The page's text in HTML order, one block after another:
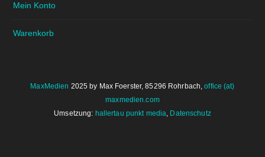
Mein Konto
Warenkorb
MaxMedien 2025 by Max Foerster, 85296 Rohrbach,office (at)
maxmedien.com
Umsetzung: hallertau punkt media Datenschutz